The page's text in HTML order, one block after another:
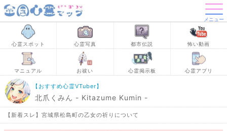
メニュー
心霊スポット 心霊写真 都市伝説 怖い動画
マニュアル お祓い 心霊掲示板 心霊アプリ
【おすすめ心霊VTuber】
北爪くみん - Kitazume Kumin -
【新着スレ】宮城県松島町の乙女の祈りについて